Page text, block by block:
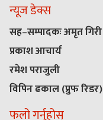
न्यूज डेक्स
सह–सम्पादकः अमृत गिरी
प्रकाश आचार्य
रमेश पराजुली
विपिन ढकाल (प्रुफ रिडर)
फलो गर्नुहोस्